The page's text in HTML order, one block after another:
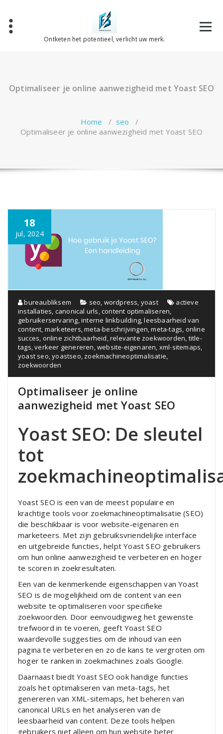
inhoud
Ontketen het potentieel, verlicht uw merk.
Optimaliseer je online aanwezigheid met Yoast SEO
Home / seo /
Optimaliseer je online aanwezigheid met Yoast SEO
18
jul, 2024
bureaubliksem seo, wordpress, yoast
actieve
installaties, canonical urls,content optimaliseren,
gebruikerservaring,interne linkbuilding,leesbaarheid van
content, marketeers,meta-beschrijvingen,meta-tags, online
succes, online zichtbaarheid,relevante zoekwoorden, title-
tags,verkeer genereren,website-eigenaren, xml-sitemaps,
yoast seo,yoastseo, zoekmachineoptimalisatie,
zoekwoorden
Optimaliseer je online
aanwezigheid met Yoast SEO
Yoast SEO: De sleutel
tot
Yoast SEO is een van de meest populaire en
krachtige tools voor zoekmachineoptimalisatie (SEO)
die beschikbaar is voor website-eigenaren en
marketeers. Met zijn gebruiksvriendelijke interface
en uitgebreide functies, helpt Yoast SEO gebruikers
om hun online aanwezigheid te verbeteren en hoger
te scoren in zoekresultaten.
Een van de kenmerkende eigenschappen van Yoast
SEO is de mogelijkheid om de content van een
website te optimaliseren voor specifieke
zoekwoorden. Door eenvoudigweg het gewenste
trefwoord in te voeren, geeft Yoast SEO
waardevolle suggesties om de inhoud van een
pagina te verbeteren en zo de kans te vergroten om
hoger te ranken in zoekmachines zoals Google.
Daarnaast biedt Yoast SEO ook handige functies
zoals het optimaliseren van meta-tags, het
genereren van XML-sitemaps, het beheren van
canonical URLs en het analyseren van de
leesbaarheid van content. Deze tools helpen
gebruikers niet alleen om hun website beter